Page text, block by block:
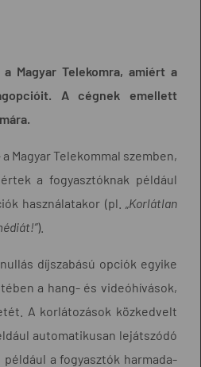
Magyar Telekomra, amiért a
A cégnek emellett
Magyar Telekommal szemben,
a fogyasztóknak például
használatakor (pl. „Korlátlan
).
díjszabású opciók egyike
a hang- és videóhívások,
A korlátozások közkedvelt
automatikusan lejátszódó
a fogyasztók harmada-